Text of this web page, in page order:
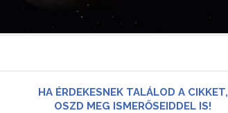
HA ÉRDEKESNEK TALÁLOD A CIKKET,
OSZD MEG ISMERŐSEIDDEL IS!